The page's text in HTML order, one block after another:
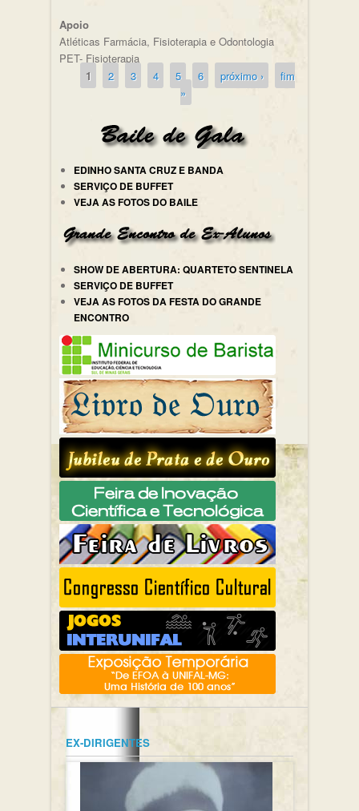
Apoio
Atléticas Farmácia, Fisioterapia e Odontologia
PET- Fisioterapia
Páginas
1 2 3 4 5 6 próximo ›
fim
»
EDINHO SANTA CRUZ E BANDA
SERVIÇO DE BUFFET
VEJA AS FOTOS DO BAILE
SHOW DE ABERTURA: QUARTETO SENTINELA
SERVIÇO DE BUFFET
VEJA AS FOTOS DA FESTA DO GRANDE
ENCONTRO
EX-DIRIGENTES